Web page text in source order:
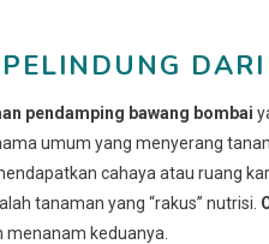
pendamping bawang bombai
umum yang menyerang
cahaya atau ruang
tanaman yang “rakus” nutrisi.
keduanya.